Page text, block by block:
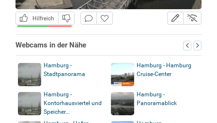
Hilfreich
Webcams in der Nähe
Hamburg -
Stadtpanorama
Hamburg - Hamburg
Cruise-Center
Hamburg -
Kontorhausviertel und
Speicher...
Hamburg -
Panoramablick